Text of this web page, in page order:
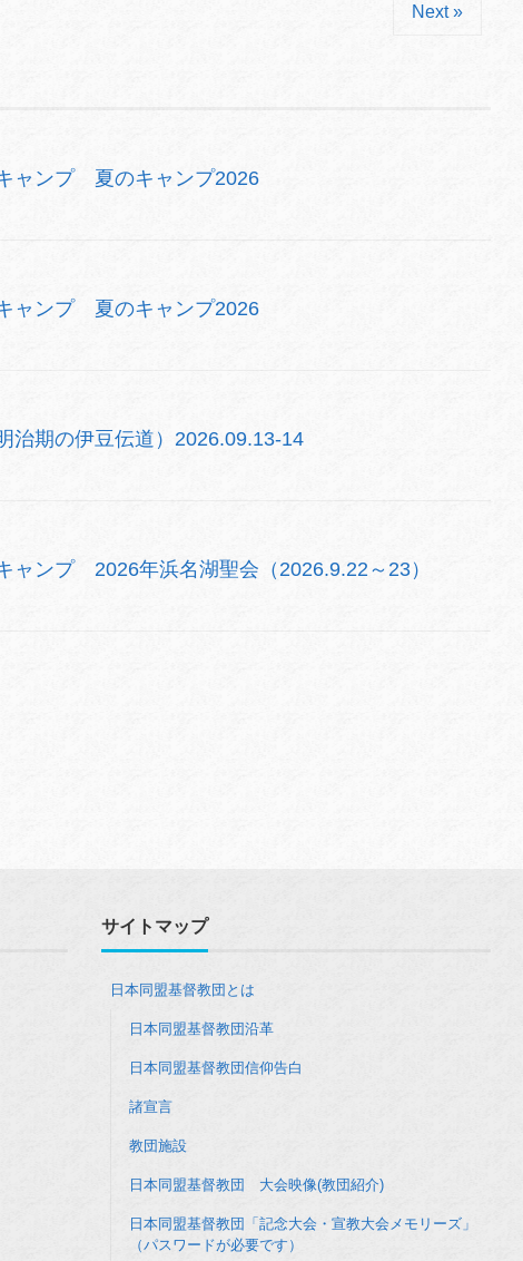
Next »
ャンプ 夏のキャンプ2026
ャンプ 夏のキャンプ2026
治期の伊豆伝道）2026.09.13-14
ャンプ 2026年浜名湖聖会（2026.9.22～23）
サイトマップ
日本同盟基督教団とは
日本同盟基督教団沿革
日本同盟基督教団信仰告白
諸宣言
教団施設
日本同盟基督教団 大会映像(教団紹介)
日本同盟基督教団「記念大会・宣教大会メモリーズ」
（パスワードが必要です）